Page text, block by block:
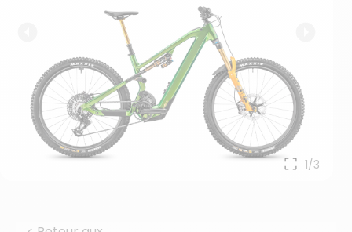
1/3